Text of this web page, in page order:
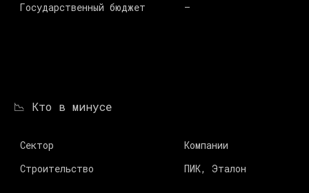
Государственный бюджет –
📉 Кто в минусе
Сектор
Компании
Строительство
ПИК, Эталон